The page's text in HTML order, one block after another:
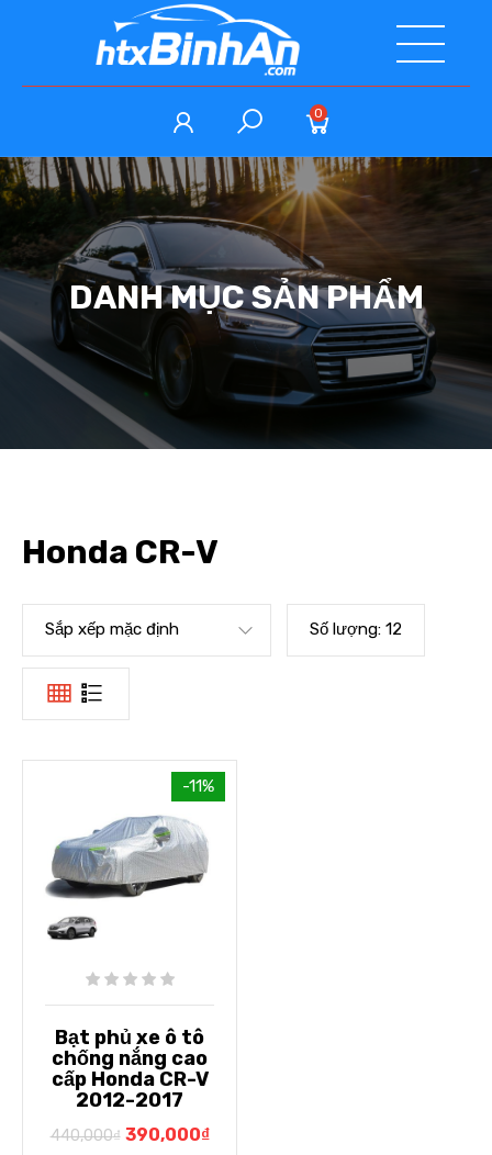
0
DANH MỤC SẢN PHẨM
Honda CR-V
Sắp xếp mặc định Số lượng: 12
-11%
Bạt phủ xe ô tô
chống nắng cao
cấp Honda CR-V
2012-2017
440,000₫ 390,000₫